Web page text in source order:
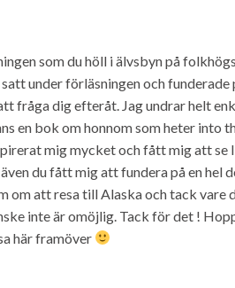
som du höll i älvsbyn på
under förläsningen och funderade
fråga dig efteråt. Jag undrar helt
en bok om honnom som heter into
mig mycket och fått mig att se
du fått mig att fundera på en hel
om att resa till Alaska och tack vare
inte är omöjlig. Tack för det !
här framöver